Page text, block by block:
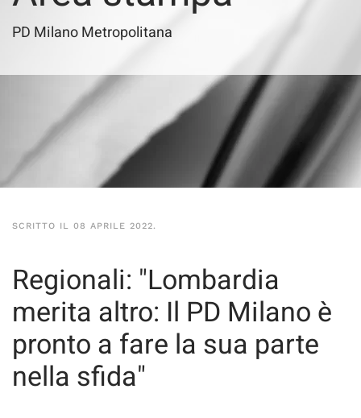
PD Milano Metropolitana
SCRITTO IL 08 APRILE 2022.
Regionali: "Lombardia
merita altro: Il PD Milano è
pronto a fare la sua parte
nella sfida"